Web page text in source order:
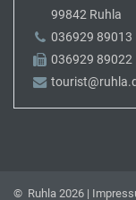
99842 Ruhla
036929 89013
036929 89022
© Ruhla 2026 |